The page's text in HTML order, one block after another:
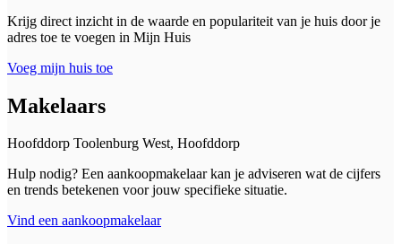
Krijg direct inzicht in de waarde en populariteit van je huis door je
adres toe te voegen in Mijn Huis
Voeg mijn huis toe
Makelaars
Hoofddorp Toolenburg West, Hoofddorp
Hulp nodig? Een aankoopmakelaar kan je adviseren wat de cijfers
en trends betekenen voor jouw specifieke situatie.
Vind een aankoopmakelaar